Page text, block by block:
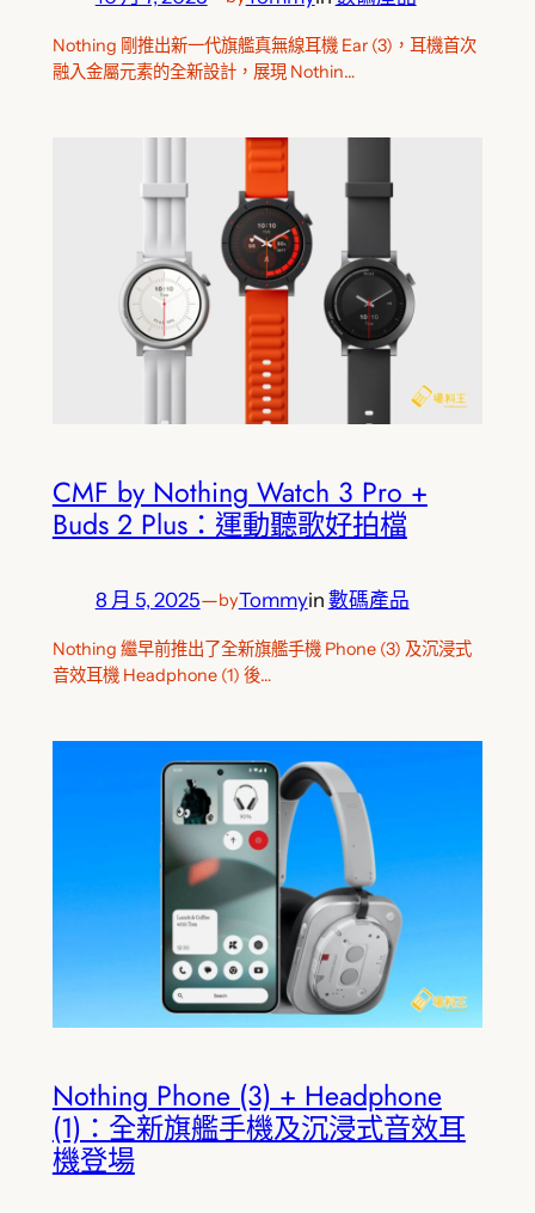
Nothing 剛推出新一代旗艦真無線耳機 Ear (3)，耳機首次
融入金屬元素的全新設計，展現 Nothin…
CMF by Nothing Watch 3 Pro +
Buds 2 Plus：運動聽歌好拍檔
8 月 5, 2025—byTommyin 數碼產品
Nothing 繼早前推出了全新旗艦手機 Phone (3) 及沉浸式
音效耳機 Headphone (1) 後…
Nothing Phone (3) + Headphone
(1)：全新旗艦手機及沉浸式音效耳
機登場